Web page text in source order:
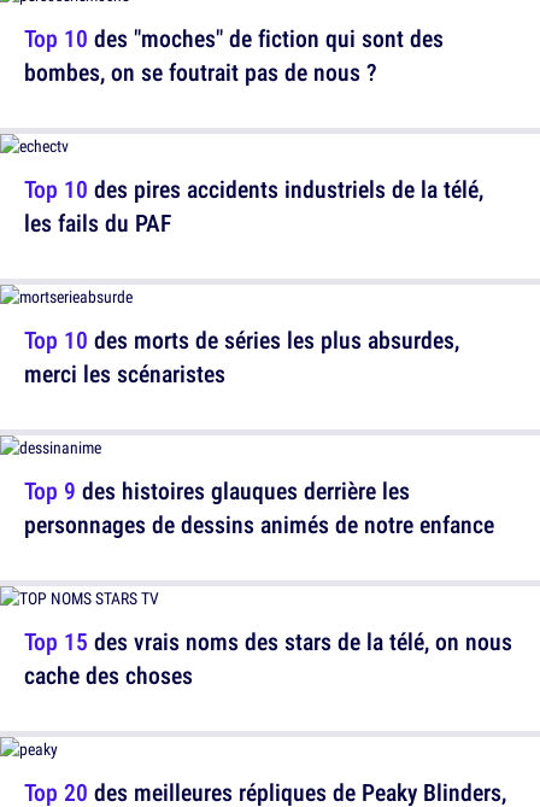
Top 10 des "moches" de fiction qui sont des
bombes, on se foutrait pas de nous ?
Top 10 des morts de séries les plus absurdes,
merci les scénaristes
Top 15 des vrais noms des stars de la télé, on nous
cache des choses
Top 10 des pires accidents industriels de la télé,
les fails du PAF
Top 9 des histoires glauques derrière les
personnages de dessins animés de notre enfance
Top 20 des meilleures répliques de Peaky Blinders,